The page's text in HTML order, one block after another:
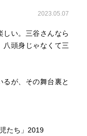
の中で／「神」で
に興奮／ありがと
話を／こんな時に
議／向田さんはや
配信限定、俳優と
の僕は／演劇の原
／邪念がひとつも
2023.05.07
しい。三谷さんなら
八頭身じゃなくて三
が、その舞台裏と
たち」2019